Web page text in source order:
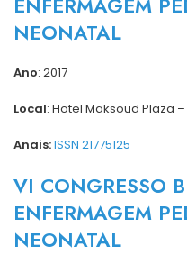
NEONATAL
Ano: 2017
Local: Hotel Maksoud Plaza
Anais:ISSN 21775125
VI CONGRESSO
ENFERMAGEM
NEONATAL